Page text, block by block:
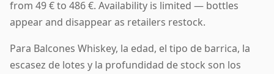
from 49 € to 486 €. Availability is limited — bottles
appear and disappear as retailers restock.
Para Balcones Whiskey, la edad, el tipo de barrica, la
escasez de lotes y la profundidad de stock son los